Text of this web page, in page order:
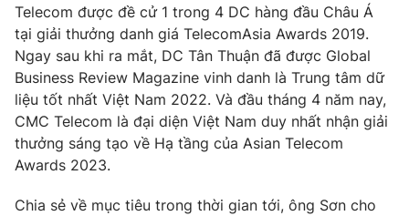
Telecom được đề cử 1 trong 4 DC hàng đầu Châu Á
tại giải thưởng danh giá TelecomAsia Awards 2019.
Ngay sau khi ra mắt, DC Tân Thuận đã được Global
Business Review Magazine vinh danh là Trung tâm dữ
liệu tốt nhất Việt Nam 2022. Và đầu tháng 4 năm nay,
CMC Telecom là đại diện Việt Nam duy nhất nhận giải
thưởng sáng tạo về Hạ tầng của Asian Telecom
Awards 2023.
Chia sẻ về mục tiêu trong thời gian tới, ông Sơn cho